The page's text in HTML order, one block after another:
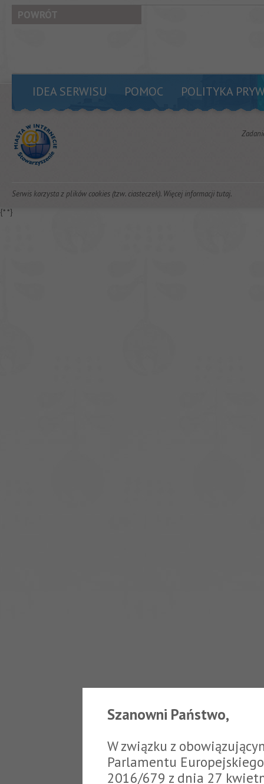
POWRÓT
IDEA SERWISU POMOC POLITYKA
Serwis korzysta z plików cookies (tzw. ciasteczek). Więcej informacjitutaj.
{**}
Szanowni Państwo,
W związku z
Parlamentu
2016/679 z dnia 27